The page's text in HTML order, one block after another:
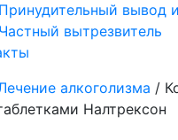
Принудительный вывод
Частный вытрезвитель
алкоголизма /
Налтрексон